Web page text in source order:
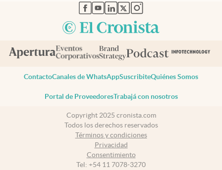
abre en nueva pestaña
abre en nueva pestaña
abre en nueva pestaña
abre en nueva pestaña
abre en nueva pestaña
ContactoCanales de WhatsAppSuscribiteQuiénes Somos
Portal de ProveedoresTrabajá con nosotros
Copyright 2025 cronista.com
Todos los derechos reservados
Términos y condiciones
Privacidad
Consentimiento
Tel: +54 11 7078-3270